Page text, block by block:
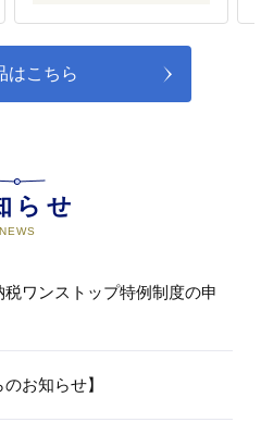
はこちら
らせ
NEWS
税ワンストップ特例制度の申
のお知らせ】